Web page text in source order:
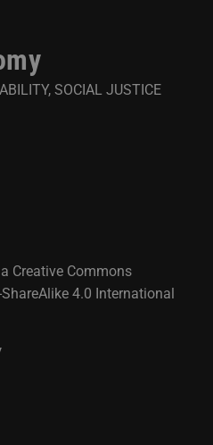
SOCIAL JUSTICE
Creative Commons
4.0 International